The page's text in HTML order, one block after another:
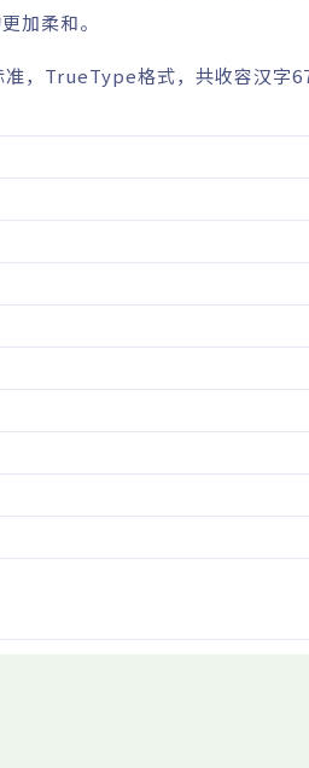
加柔和。
，TrueType格式，共收容汉字